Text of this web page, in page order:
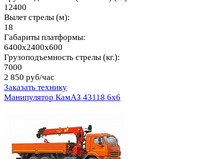
12400
Вылет стрелы (м):
18
Габариты платформы:
6400х2400х600
Грузоподъемность стрелы (кг.):
7000
2 850 руб/час
Заказать технику
Манипулятор КамАЗ 43118 6х6